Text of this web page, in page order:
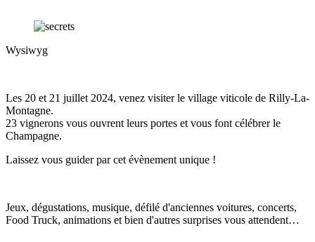
Wysiwyg
Les 20 et 21 juillet 2024, venez visiter le village viticole de Rilly-La-
Montagne.
23 vignerons vous ouvrent leurs portes et vous font célébrer le
Champagne.
Laissez vous guider par cet évènement unique !
Jeux, dégustations, musique, défilé d'anciennes voitures, concerts,
Food Truck, animations et bien d'autres surprises vous attendent…